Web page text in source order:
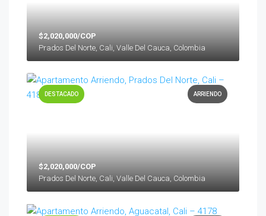
$2,020,000/COP
Prados Del Norte, Cali, Valle Del Cauca, Colombia
ARRIENDO
DESTACADO
$2,020,000/COP
Prados Del Norte, Cali, Valle Del Cauca, Colombia